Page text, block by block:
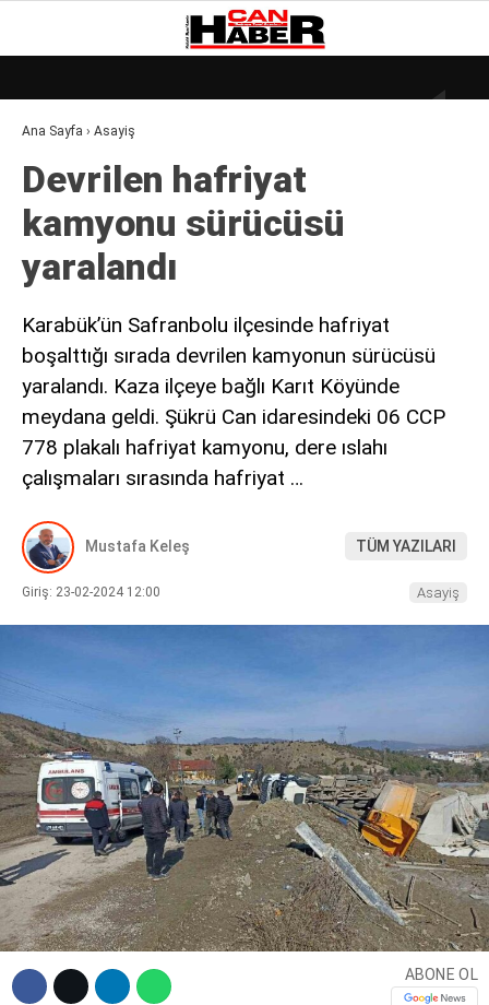
Facebook
Instagram
Youtube
18.9°
GALERİ
DÜNYA
EKONOMI
GÜNDEM
MAGAZIN
SAĞLIK
POLITIKA
ASAYIŞ
DIĞER
Ana Sayfa › Asayiş
Devrilen hafriyat
kamyonu sürücüsü
yaralandı
Karabük’ün Safranbolu ilçesinde hafriyat
boşalttığı sırada devrilen kamyonun sürücüsü
yaralandı. Kaza ilçeye bağlı Karıt Köyünde
meydana geldi. Şükrü Can idaresindeki 06 CCP
778 plakalı hafriyat kamyonu, dere ıslahı
çalışmaları sırasında hafriyat …
Mustafa Keleş TÜM YAZILARI
Giriş: 23-02-2024 12:00 Asayiş
ABONE OL